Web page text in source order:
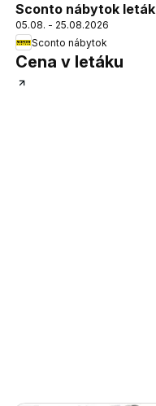
Sconto nábytok leták
05.08. - 25.08.2026
Sconto nábytok
Cena v letáku